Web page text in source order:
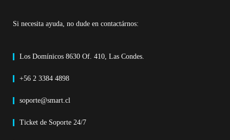
Si necesita ayuda, no dude en contactárnos:
Los Domínicos 8630 Of. 410, Las Condes.
+56 2 3384 4898
soporte@smart.cl
Ticket de Soporte 24/7